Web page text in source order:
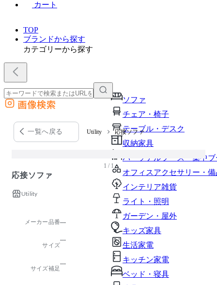
カート
TOP
ブランドから探す
カテゴリーから探す
ソファ
チェア・椅子
テーブル・デスク
収納家具
パーソナルブース・集中
オフィスアクセサリー・備
インテリア雑貨
ライト・照明
ガーデン・屋外
キッズ家具
生活家電
キッチン家電
ベッド・寝具
外部サイトの商品をカートに追加
他のサイトで見つけた商品ページのURLを貼り付けて、カートに追加できます
画像検索
一覧へ戻る Utility 応接ソファ
1 / 1
応接ソファ
Utility
メーカー品番---
サイズ
---
サイズ補足
---